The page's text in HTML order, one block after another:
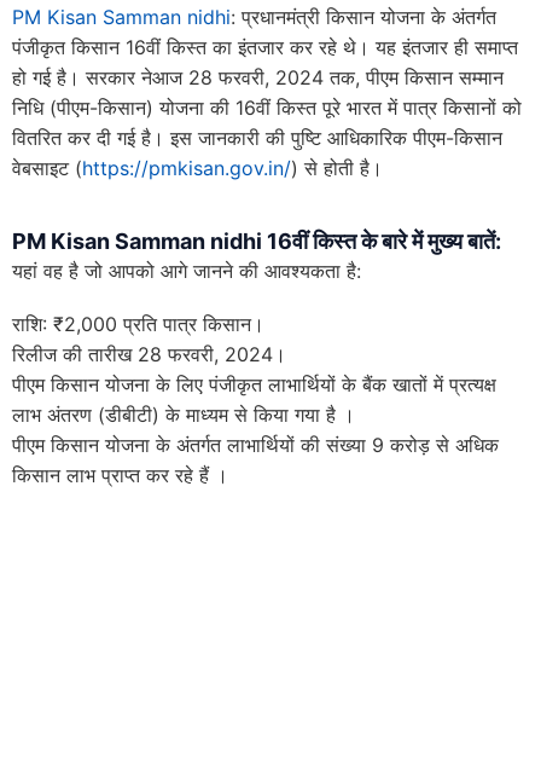
PM Kisan Samman nidhi: प्रधानमंत्री किसान योजना के अंतर्गत
पंजीकृत किसान 16वीं किस्त का इंतजार कर रहे थे। यह इंतजार ही समाप्त
हो गई है। सरकार नेआज 28 फरवरी, 2024 तक, पीएम किसान सम्मान
निधि (पीएम-किसान) योजना की 16वीं किस्त पूरे भारत में पात्र किसानों को
वितरित कर दी गई है। इस जानकारी की पुष्टि आधिकारिक पीएम-किसान
वेबसाइट (https://pmkisan.gov.in/) से होती है।
PM Kisan Samman nidhi 16वीं किस्त के बारे में मुख्य बातें:
यहां वह है जो आपको आगे जानने की आवश्यकता है:
राशि: ₹2,000 प्रति पात्र किसान।
रिलीज की तारीख 28 फरवरी, 2024।
पीएम किसान योजना के लिए पंजीकृत लाभार्थियों के बैंक खातों में प्रत्यक्ष
लाभ अंतरण (डीबीटी) के माध्यम से किया गया है ।
पीएम किसान योजना के अंतर्गत लाभार्थियों की संख्या 9 करोड़ से अधिक
किसान लाभ प्राप्त कर रहे हैं ।